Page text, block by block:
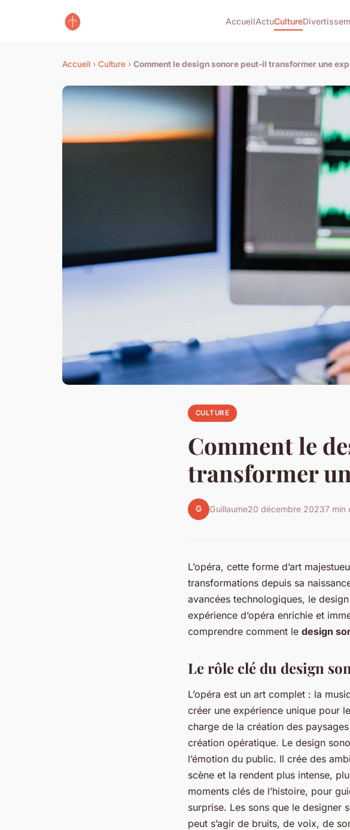
AccueilActuCulture
Accueil › Culture › Comment le design sonore peut-il transformer une
CULTURE
Comment le
transformer
G Guillaume20 décembre 20237 min
L’opéra, cette forme d’art
transformations depuis sa
avancées technologiques, le
expérience d’opéra enrichie et
comprendre comment le design
Le rôle clé du design
L’opéra est un art complet : la
créer une expérience unique pour
charge de la création des
création opératique. Le design
l’émotion du public. Il crée des
scène et la rendent plus intense,
moments clés de l’histoire, pour
surprise. Les sons que le designer
peut s’agir de bruits, de voix, de